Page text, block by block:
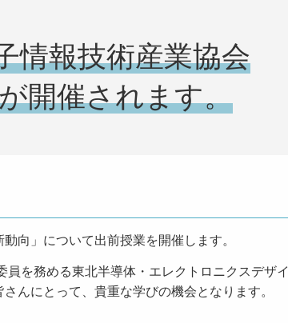
情報技術産業協会
開催されます。
向」について出前授業を開催します。
を務める東北半導体・エレクトロニクスデザイ
んにとって、貴重な学びの機会となります。